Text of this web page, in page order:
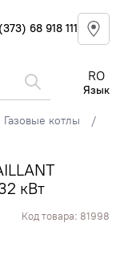
68 918 111
RO
Язык
Газовые котлы
кВт
Код товара: 81998